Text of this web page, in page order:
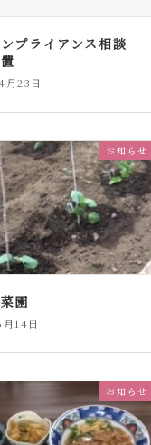
プライアンス相談
23日
お知らせ
園
14日
お知らせ